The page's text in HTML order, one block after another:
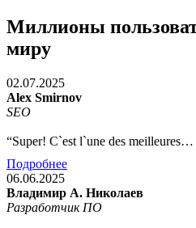
Миллионы
миру
02.07.2025
Alex Smirnov
SEO
“Super! C`est l`une des meilleures…
Подробнее
06.06.2025
Владимир А. Николаев
Разработчик ПО